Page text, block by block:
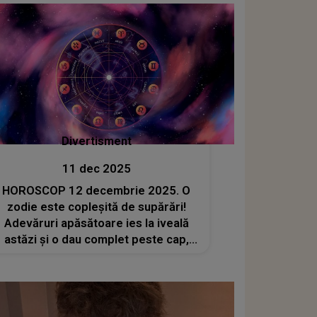
Divertisment
11 dec 2025
HOROSCOP 12 decembrie 2025. O
zodie este copleșită de supărări!
Adevăruri apăsătoare ies la iveală
astăzi și o dau complet peste cap,